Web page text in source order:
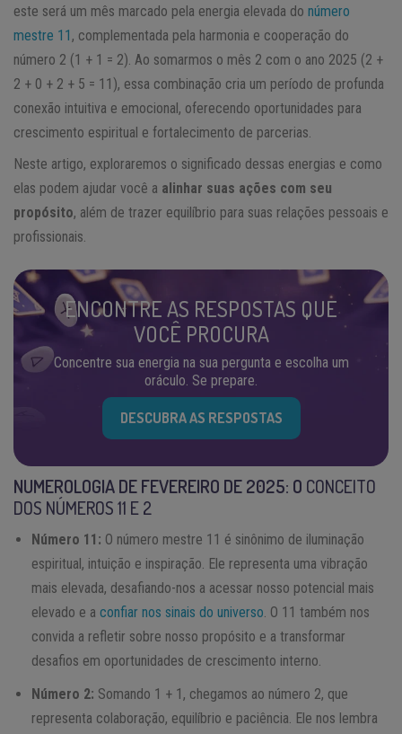
este será um mês marcado pela energia elevada do número
mestre 11 , complementada pela harmonia e cooperação do
número 2 (1 + 1 = 2). Ao somarmos o mês 2 com o ano 2025 (2 +
2 + 0 + 2 + 5 = 11), essa combinação cria um período de profunda
conexão intuitiva e emocional, oferecendo oportunidades para
crescimento espiritual e fortalecimento de parcerias.
Neste artigo, exploraremos o significado dessas energias e como
elas podem ajudar você a alinhar suas ações com seu
propósito, além de trazer equilíbrio para suas relações pessoais e
profissionais.
ENCONTRE AS RESPOSTAS QUE
VOCÊ PROCURA
Concentre sua energia na sua pergunta e escolha um
oráculo. Se prepare.
DESCUBRA AS RESPOSTAS
NUMEROLOGIA DE FEVEREIRO DE 2025: O CONCEITO
DOS NÚMEROS 11 E 2
Número 11: O número mestre 11 é sinônimo de iluminação
espiritual, intuição e inspiração. Ele representa uma vibração
mais elevada, desafiando-nos a acessar nosso potencial mais
elevado e a confiar nos sinais do universo . O 11 também nos
convida a refletir sobre nosso propósito e a transformar
desafios em oportunidades de crescimento interno.
Número 2: Somando 1 + 1, chegamos ao número 2, que
representa colaboração, equilíbrio e paciência. Ele nos lembra